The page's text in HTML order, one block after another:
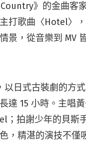
》的金曲客
打歌曲〈Hotel〉
景，從音樂到 MV
日式古裝劇的方
達 15 小時。主唱
；拍謝少年的貝斯
，精湛的演技不僅